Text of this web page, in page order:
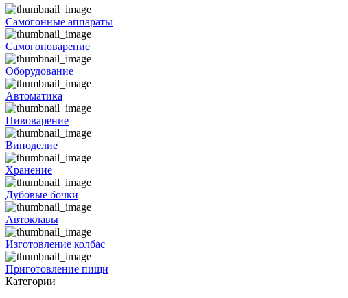
Самогонные аппараты
Самогоноварение
Оборудование
Автоматика
Пивоварение
Виноделие
Хранение
Дубовые бочки
Автоклавы
Изготовление колбас
Приготовление пищи
Категории